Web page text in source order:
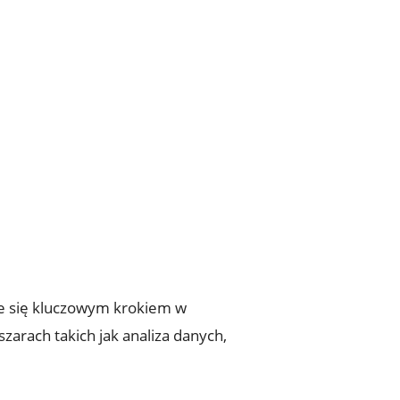
się kluczowym ⁢krokiem w
takich jak analiza danych,